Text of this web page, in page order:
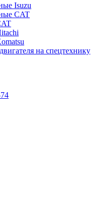
Isuzu
CAT
на спецтехнику